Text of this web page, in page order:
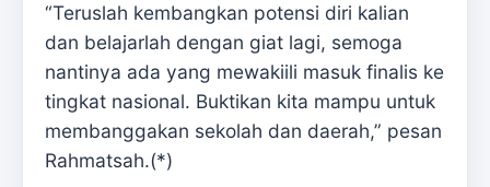
“Teruslah kembangkan potensi diri kalian
dan belajarlah dengan giat lagi, semoga
nantinya ada yang mewakiili masuk finalis ke
tingkat nasional. Buktikan kita mampu untuk
membanggakan sekolah dan daerah,” pesan
Rahmatsah.(*)